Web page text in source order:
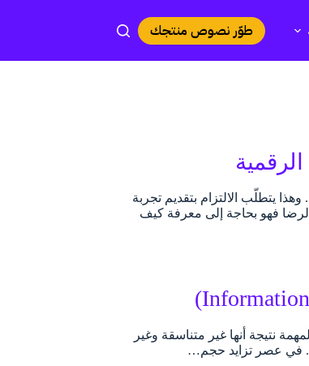
طوّر نصوص منتجك
يتطلّب الالتزام بتقديم تجربة
فهو بحاجة إلى معرفة كيف
نتيجة أنها غير متناسقة وغير